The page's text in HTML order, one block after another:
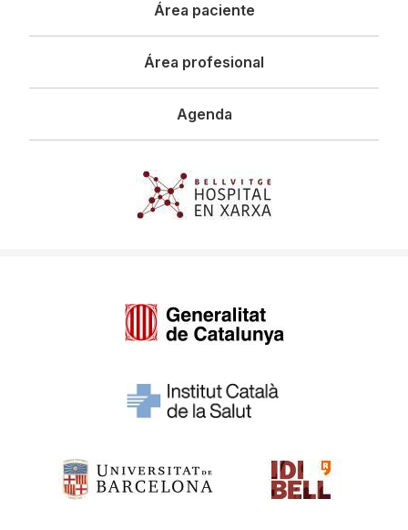
Área paciente
Área profesional
Agenda